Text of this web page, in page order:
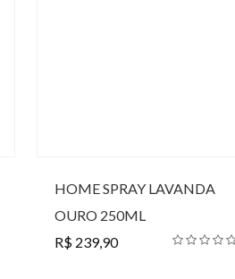
HOME SPRAY LAVANDA
OURO 250ML
R$ 239,90